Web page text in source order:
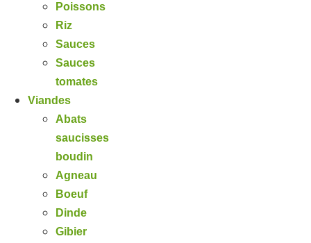
Poissons
Riz
Sauces
Sauces
tomates
Viandes
Abats
saucisses
boudin
Agneau
Boeuf
Dinde
Gibier